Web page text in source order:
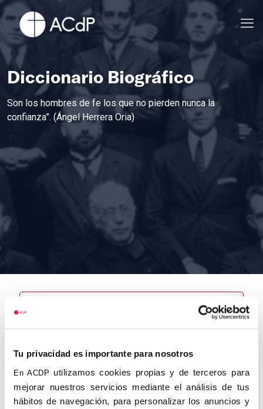
Tu privacidad es importante para nosotros
En ACDP utilizamos cookies propias y de terceros para
mejorar nuestros servicios mediante el análisis de tus
hábitos de navegación, para personalizar los anuncios y
Diccionario Biográfico
Son los hombres de fe los que no pierden nunca la
confianza”. (Ángel Herrera Oria)
Santurio
Menéndez,
Maximino